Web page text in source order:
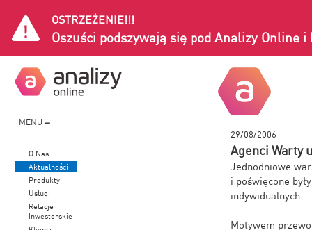
OSTRZEŻENIE!!!
Oszuści podszywają się pod Analizy Online i
MENU
O Nas
Aktualności
Produkty
Usługi
Relacje
Inwestorskie
29/08/2006
Agenci Warty
Jednodniowe
i poświęcone
indywidualnych.
Motywem